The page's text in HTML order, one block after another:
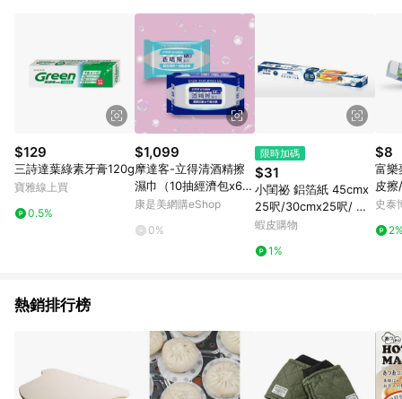
將拆分成不同筆訂單編號發送通知。 8. 若使用折價券折抵，可能
會有攤提折抵導致訂單金額些微落差 9. 同一商品品項(即便不同
尺寸規格)，皆會計入同一筆返點上限進行計算 10. 蝦皮會將LINE
的導購跳轉紀錄與蝦皮的會員ID進行綁定，若後續七天內未透過
其他媒體來源導入蝦皮官網，則七天內於該蝦皮帳號下訂的首筆
訂單會被蝦皮認列為該LINE用戶導購跳轉時所成立之訂單。 11.
若同一用戶使用一個以上蝦皮帳號透過LINE購物進行導購，將可
能導致無法收到導購通知，亦可能無法收到點數，再請留意。 13.
請注意以下行為將可能導致無法取得 LINE POINTS 點數回饋資
格：使用非指定之途徑及方式完成交易，或經由蝦皮系統判斷點
擊路徑不符合回饋資格或規則者。 14. 若有贈點爭議，請務必於
訂單日期+60天以內進行洽詢確認；超過60天(含)以上進行申
訴，恕無法贈點回饋。需檢附蝦皮訂單完成、LINE購物訂單記
錄，如於LINE購物訂單紀錄已呈現：「非本次前往蝦皮商店之品
斷而無法進行 LINE Points 回饋 2.若購買過程中關閉蝦皮APP，
則需重新透過LINE購物前往蝦皮商城，否則無法進行LINE
續透過LINE購物前往至蝦皮商城將購物車結清，此方案將不列入
合贈點資格 5. 透過LINE購物購買蝦皮站上「蝦皮推廣服務」之商
$129
三詩達葉綠素牙膏120g
寶雅線上買
0.5%
$1,099
摩達客-立得清酒精擦
濕巾（10抽經濟包x6入
＋90抽家庭號x3入）
直送
康是美網購eShop
0%
限時加碼
$31
小閨祕 鋁箔紙 45cmx
25呎/30cmx25呎/ 萬
用料理紙 30cmx5m
蝦皮購物
1%
$8
富樂
皮
標準
史泰
熱銷排行榜